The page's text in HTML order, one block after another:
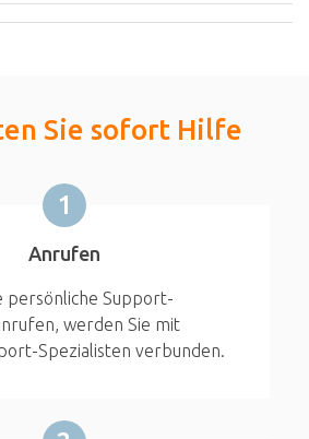
Sie sofort Hilfe
1
Anrufen
persönliche Support-
werden Sie mit
Spezialisten verbunden.